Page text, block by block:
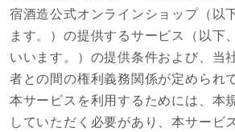
宿酒造公式オンラインショップ（以
ます。）の提供するサービス（以下
いいます。）の提供条件および、当
者との間の権利義務関係が定められ
本サービスを利用するためには、本
していただく必要があり、本サービ